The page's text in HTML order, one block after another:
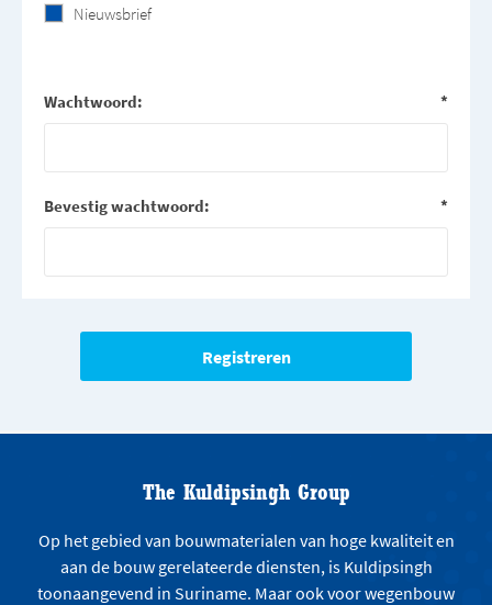
Nieuwsbrief
Wachtwoord: *
Bevestig wachtwoord: *
The Kuldipsingh Group
Op het gebied van bouwmaterialen van hoge kwaliteit en
aan de bouw gerelateerde diensten, is Kuldipsingh
toonaangevend in Suriname. Maar ook voor wegenbouw